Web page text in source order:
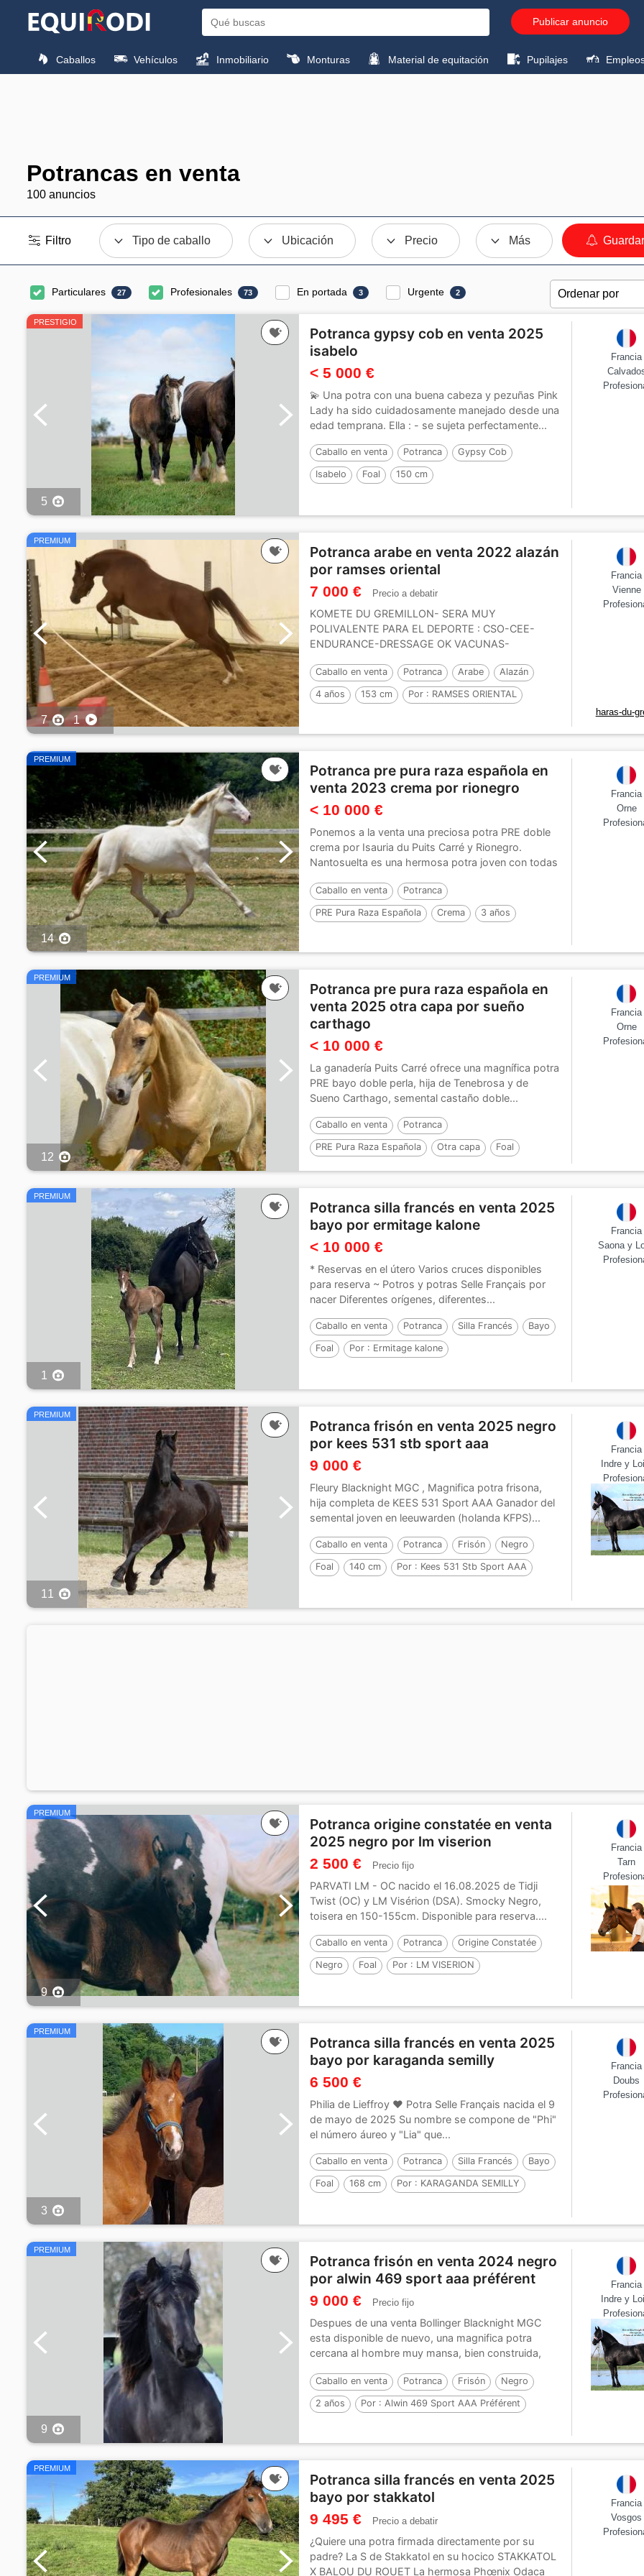
Publicar anuncio
Caballos Vehículos Inmobiliario Monturas Material de equitación Pupilajes
Potrancas en venta
100 anuncios
Filtro Tipo de caballo Ubicación Precio Más
Particulares 27 Profesionales 73 En portada 3 Urgente 2
PRESTIGIO
5
Potranca gypsy cob en venta 2025
isabelo
< 5 000 €
💫 Una potra con una buena cabeza y pezuñas Pink
Lady ha sido cuidadosamente manejado desde una
edad temprana. Ella : - se sujeta perfectamente...
Caballo en venta Potranca Gypsy Cob
Isabelo Foal 150 cm
Francia
PREMIUM
7 1
Potranca arabe en venta 2022 alazán
por ramses oriental
7 000 € Precio a debatir
KOMETE DU GREMILLON- SERA MUY
POLIVALENTE PARA EL DEPORTE : CSO-CEE-
ENDURANCE-DRESSAGE OK VACUNAS-
Caballo en venta Potranca Arabe Alazán
4 años 153 cm Por : RAMSES ORIENTAL
Francia
Vienne
haras-du-
PREMIUM
14
Potranca pre pura raza española en
venta 2023 crema por rionegro
< 10 000 €
Ponemos a la venta una preciosa potra PRE doble
crema por Isauria du Puits Carré y Rionegro.
Nantosuelta es una hermosa potra joven con todas
Caballo en venta Potranca
PRE Pura Raza Española Crema 3 años
Francia
Orne
PREMIUM
12
Potranca pre pura raza española en
venta 2025 otra capa por sueño
carthago
< 10 000 €
La ganadería Puits Carré ofrece una magnífica potra
PRE bayo doble perla, hija de Tenebrosa y de
Sueno Carthago, semental castaño doble...
Caballo en venta Potranca
PRE Pura Raza Española Otra capa Foal
160 cm Por :Sueño Carthago
Francia
Orne
PREMIUM
1
Potranca silla francés en venta 2025
bayo por ermitage kalone
< 10 000 €
* Reservas en el útero Varios cruces disponibles
para reserva ~ Potros y potras Selle Français por
nacer Diferentes orígenes, diferentes...
Caballo en venta Potranca Silla Francés Bayo
Foal Por : Ermitage kalone
Francia
Saona y
PREMIUM
11
Potranca frisón en venta 2025 negro
por kees 531 stb sport aaa
9 000 €
Fleury Blacknight MGC , Magnifica potra frisona,
hija completa de KEES 531 Sport AAA Ganador del
semental joven en leeuwarden (holanda KFPS)...
Caballo en venta Potranca Frisón Negro
Foal 140 cm Por : Kees 531 Stb Sport AAA
Francia
Indre y
PREMIUM
9
Potranca origine constatée en venta
2025 negro por lm viserion
2 500 € Precio fijo
PARVATI LM - OC nacido el 16.08.2025 de Tidji
Twist (OC) y LM Visérion (DSA). Smocky Negro,
toisera en 150-155cm. Disponible para reserva....
Caballo en venta Potranca Origine Constatée
Negro Foal Por : LM VISERION
Francia
Tarn
PREMIUM
3
Potranca silla francés en venta 2025
bayo por karaganda semilly
6 500 €
Philia de Lieffroy ❤️ Potra Selle Français nacida el 9
de mayo de 2025 Su nombre se compone de "Phi"
el número áureo y "Lia" que...
Caballo en venta Potranca Silla Francés Bayo
Foal 168 cm Por : KARAGANDA SEMILLY
Francia
Doubs
PREMIUM
9
Potranca frisón en venta 2024 negro
por alwin 469 sport aaa préférent
9 000 € Precio fijo
Despues de una venta Bollinger Blacknight MGC
esta disponible de nuevo, una magnifica potra
cercana al hombre muy mansa, bien construida,
Caballo en venta Potranca Frisón Negro
2 años Por :Alwin 469 Sport AAA Préférent
Francia
Indre y
PREMIUM
Potranca silla francés en venta 2025
bayo por stakkatol
9 495 € Precio a debatir
¿Quiere una potra firmada directamente por su
padre? La S de Stakkatol en su hocico STAKKATOL
X BALOU DU ROUET La hermosa Phœnix Odaca
Francia
Vosgos